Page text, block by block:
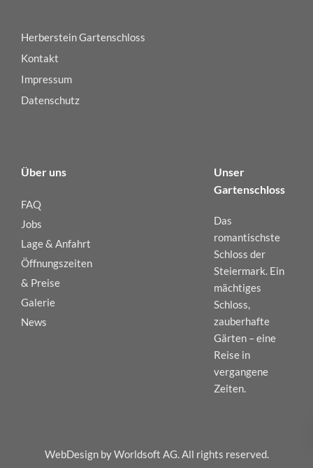
Herberstein Gartenschloss
Kontakt
Impressum
Datenschutz
Über uns
FAQ
Jobs
Lage & Anfahrt
Öffnungszeiten
& Preise
Galerie
News
Unser
Gartenschloss
Das
romantischste
Schloss der
Steiermark. Ein
mächtiges
Schloss,
zauberhafte
Gärten – eine
Reise in
vergangene
Zeiten.
WebDesign by Worldsoft AG. All rights reserved.